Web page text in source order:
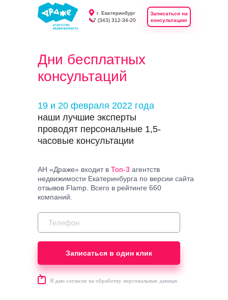
+7 (343) 312-34-20
Записаться на
консультацию
г. Екатеринбург
Дни бесплатных
консультаций
АН «Драже» входит в Топ-3 агентств
недвижимости Екатеринбурга по версии сайта
отзывов Flamp. Всего в рейтинге 660
компаний.
Я даю согласие на обработку персональных данных
Записаться в один клик
19 и 20 февраля 2022 года
наши лучшие эксперты
проводят персональные 1,5-
часовые консультации